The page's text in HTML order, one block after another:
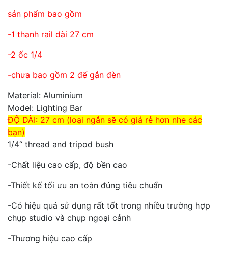
sản phẩm bao gồm
-1 thanh rail dài 27 cm
-2 ốc 1/4
-chưa bao gồm 2 đế gắn đèn
Material: Aluminium
Model: Lighting Bar
ĐỘ DÀI: 27 cm (loại ngắn sẽ có giá rẻ hơn nhe các
bạn)
1/4“ thread and tripod bush
-Chất liệu cao cấp, độ bền cao
-Thiết kế tối ưu an toàn đúng tiêu chuẩn
-Có hiệu quả sử dụng rất tốt trong nhiều trường hợp
chụp studio và chụp ngoại cảnh
-Thương hiệu cao cấp